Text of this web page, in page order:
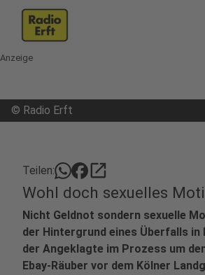
Anzeige
© Radio Erft
Teilen: open_in_new
Wohl doch sexuelles
Nicht Geldnot sondern sexuelle
der Hintergrund eines Überfalls in
der Angeklagte im Prozess um
Ebay-Räuber vor dem Kölner